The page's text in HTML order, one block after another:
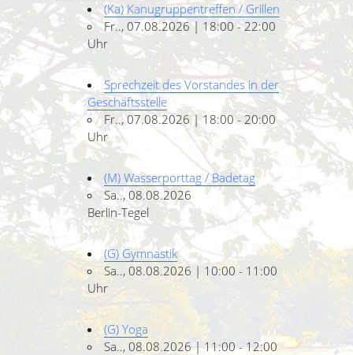
(Ka) Kanugruppentreffen / Grillen
Fr.., 07.08.2026 | 18:00 - 22:00
Uhr
Sprechzeit des Vorstandes in der
Geschäftsstelle
Fr.., 07.08.2026 | 18:00 - 20:00
Uhr
(M) Wasserporttag / Badetag
Sa.., 08.08.2026
Berlin-Tegel
(G) Gymnastik
Sa.., 08.08.2026 | 10:00 - 11:00
Uhr
(G) Yoga
Sa.., 08.08.2026 | 11:00 - 12:00